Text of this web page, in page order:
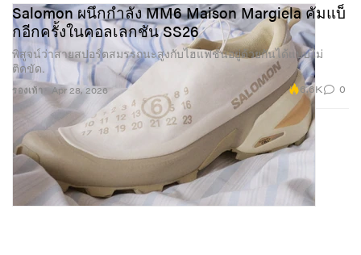
รองเท้า
Salomon ผนึกกำลัง MM6 Maison Margiela คัมแบ็
กอีกครั้งในคอลเลกชัน SS26
พิสูจน์ว่าสายสปอร์ตสมรรถนะสูงกับไฮแฟชั่นอยู่ด้วยกันได้แบบไม่
ติดขัด.
Apr 28, 2026 6.6K 0